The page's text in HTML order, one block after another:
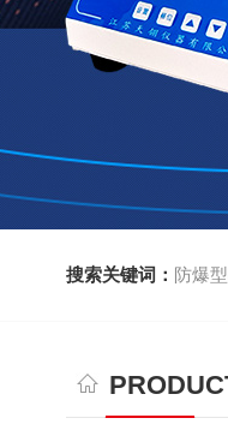
搜索关键词： 防爆